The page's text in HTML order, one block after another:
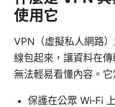
使用它
VPN（虛擬私人網路
線包起來，讓資料在
無法輕易看懂內容。它
保護在公眾 Wi‑Fi